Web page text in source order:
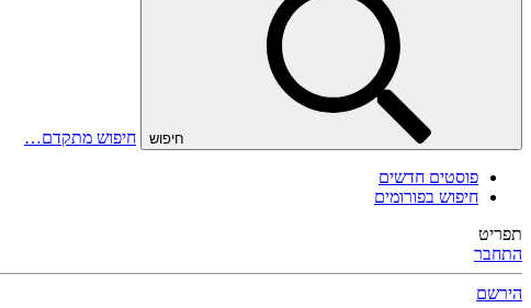
חיפוש חיפוש מתקדם…
פוסטים חדשים
חיפוש בפורומים
תפריט
התחבר
הירשם